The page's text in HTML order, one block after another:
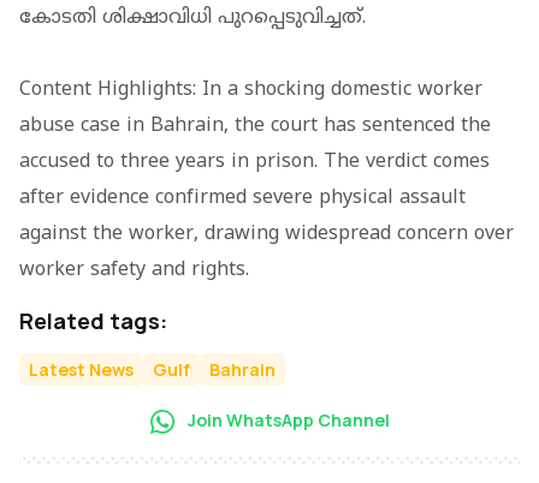
കോടതി ശിക്ഷാവിധി പുറപ്പെടുവിച്ചത്.
Content Highlights: In a shocking domestic worker
abuse case in Bahrain, the court has sentenced the
accused to three years in prison. The verdict comes
after evidence confirmed severe physical assault
against the worker, drawing widespread concern over
worker safety and rights.
Related tags:
Latest News Gulf Bahrain
Join WhatsApp Channel